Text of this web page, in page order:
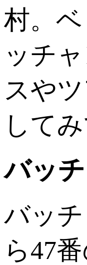
村。
ッチ
スや
して
バッ
バッ
ら47